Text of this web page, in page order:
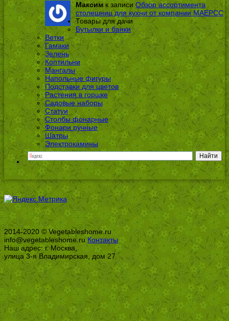
Максимк записиОбзор ассортимента
столешниц для кухни от компании МАЕРСС
Товары для дачи
Бутылки и банки
Ветки
Гамаки
Зелень
Коптильни
Мангалы
Напольные фигуры
Подставки для цветов
Растения в горшке
Садовые наборы
Статуи
Столбы фонарные
Фонари ручные
Шатры
Электрокамины
2014-2020 © Vegetableshome.ru
info@vegetableshome.ru Контакты
Наш адрес: г. Москва,
улица 3-я Владимирская, дом 27